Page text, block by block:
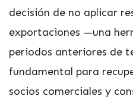
decisión de no aplicar
exportaciones —una
periodos anteriores de
fundamental para
socios comerciales y